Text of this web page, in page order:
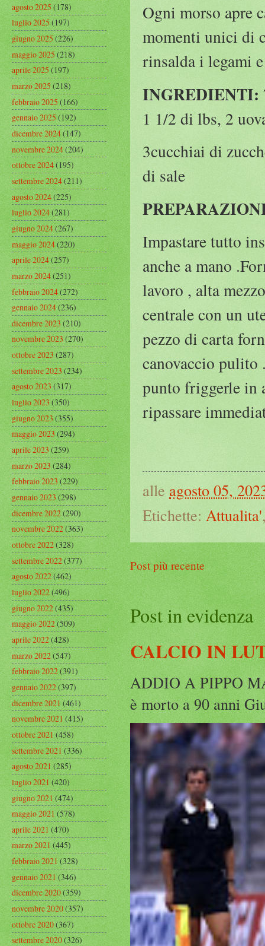
Ogni morso apre
momenti unici di
rinsalda i legami
INGREDIENTI:
1 1/2 di lbs, 2
3cucchiai di
di sale
Impastare tutto
anche a mano
lavoro , alta
centrale con un
pezzo di carta
canovaccio pulito
punto friggerle in
ripassare
alle agosto 05,
Etichette: Attualita'
Post più recente
Post in evidenza
CALCIO IN
ADDIO A PIPPO
è morto a 90 anni
agosto 2025(178)
luglio 2025(197)
giugno 2025(226)
maggio 2025(218)
aprile 2025(197)
marzo 2025(218)
febbraio 2025(166)
gennaio 2025(192)
dicembre 2024(147)
novembre 2024(204)
ottobre 2024(195)
settembre 2024(211)
agosto 2024(225)
luglio 2024(281)
giugno 2024(267)
maggio 2024(220)
aprile 2024(257)
marzo 2024(251)
febbraio 2024(272)
gennaio 2024(236)
dicembre 2023(210)
novembre 2023(270)
ottobre 2023(287)
settembre 2023(234)
agosto 2023(317)
luglio 2023(350)
giugno 2023(355)
maggio 2023(294)
aprile 2023(259)
marzo 2023(284)
febbraio 2023(229)
gennaio 2023(298)
dicembre 2022(290)
novembre 2022(363)
ottobre 2022(328)
settembre 2022(377)
agosto 2022(462)
luglio 2022(496)
giugno 2022(435)
maggio 2022(509)
aprile 2022(428)
marzo 2022(547)
febbraio 2022(391)
gennaio 2022(397)
dicembre 2021(461)
novembre 2021(415)
ottobre 2021(458)
settembre 2021(336)
agosto 2021(285)
luglio 2021(420)
giugno 2021(474)
maggio 2021(578)
aprile 2021(470)
marzo 2021(445)
febbraio 2021(328)
gennaio 2021(346)
dicembre 2020(359)
novembre 2020(357)
ottobre 2020(367)
settembre 2020(326)